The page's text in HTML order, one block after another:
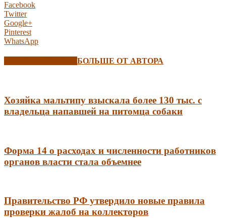
Facebook
Twitter
Google+
Pinterest
WhatsApp
БОЛЬШЕ ОТ АВТОРА
Хозяйка мальтипу взыскала более 130 тыс. с
владельца напавшей на питомца собаки
Форма 14 о расходах и численности работников
органов власти стала объемнее
Правительство РФ утвердило новые правила
проверки жалоб на коллекторов